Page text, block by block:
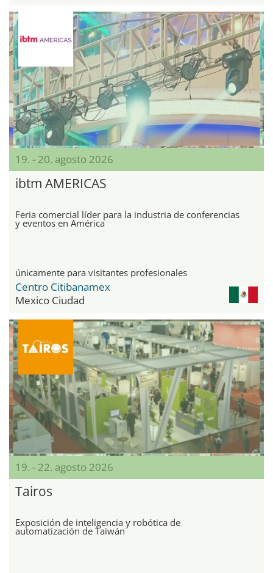
19. - 20. agosto 2026
ibtm AMERICAS
Feria comercial líder para la industria de conferencias
y eventos en América
únicamente para visitantes profesionales
Centro Citibanamex
Mexico Ciudad
19. - 22. agosto 2026
Tairos
Exposición de inteligencia y robótica de
automatización de Taiwán